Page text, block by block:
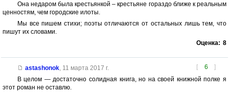
Она недаром была крестьянкой – крестьяне гораздо ближе к реальным
ценностям, чем городские илоты.
Мы все пишем стихи; поэты отличаются от остальных лишь тем, что
пишут их словами.
Оценка: 8
[ 6 ]
astashonok, 11 марта 2017 г.
В целом — достаточно солидная книга, но на своей книжной полке я
этот роман не оставлю.